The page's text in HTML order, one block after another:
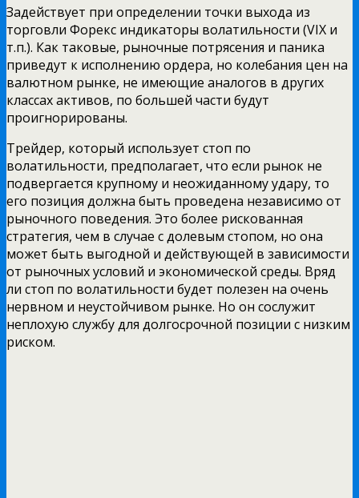
Задействует при определении точки выхода из
торговли Форекс индикаторы волатильности (VIX и
т.п.). Как таковые, рыночные потрясения и паника
приведут к исполнению ордера, но колебания цен на
валютном рынке, не имеющие аналогов в других
классах активов, по большей части будут
проигнорированы.
Трейдер, который использует стоп по
волатильности, предполагает, что если рынок не
подвергается крупному и неожиданному удару, то
его позиция должна быть проведена независимо от
рыночного поведения. Это более рискованная
стратегия, чем в случае с долевым стопом, но она
может быть выгодной и действующей в зависимости
от рыночных условий и экономической среды. Вряд
ли стоп по волатильности будет полезен на очень
нервном и неустойчивом рынке. Но он сослужит
неплохую службу для долгосрочной позиции с низким
риском.